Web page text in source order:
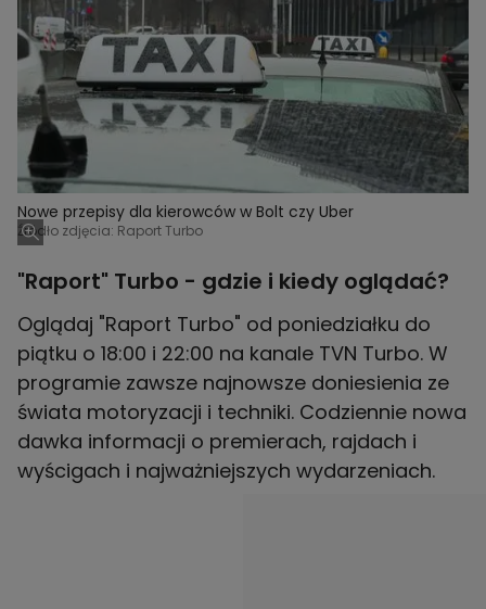
Nowe przepisy dla kierowców w Bolt czy Uber
Źródło zdjęcia: Raport Turbo
"Raport" Turbo - gdzie i kiedy oglądać?
Oglądaj "Raport Turbo" od poniedziałku do
piątku o 18:00 i 22:00 na kanale TVN Turbo. W
programie zawsze najnowsze doniesienia ze
świata motoryzacji i techniki. Codziennie nowa
dawka informacji o premierach, rajdach i
wyścigach i najważniejszych wydarzeniach.